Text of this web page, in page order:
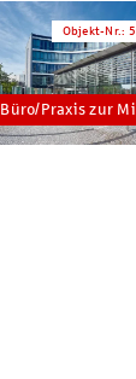
Büro/Praxis zur
Objekt-Nr.: